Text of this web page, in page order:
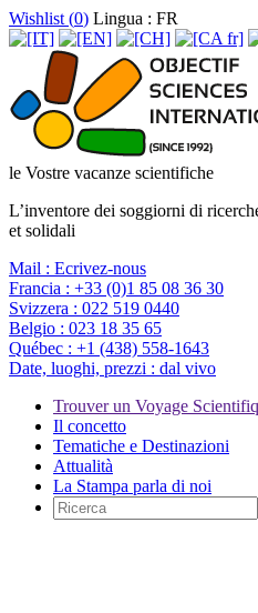
Wishlist (0) Lingua : FR
le Vostre vacanze scientifiche
L’inventore dei soggiorni di
et solidali
Mail : Ecrivez-nous
Francia : +33 (0)1 85 08 36 30
Svizzera : 022 519 0440
Belgio : 023 18 35 65
Québec : +1 (438) 558-1643
Date, luoghi, prezzi : dal vivo
Trouver un Voyage
Il concetto
Tematiche e Destinazioni
Attualità
La Stampa parla di noi